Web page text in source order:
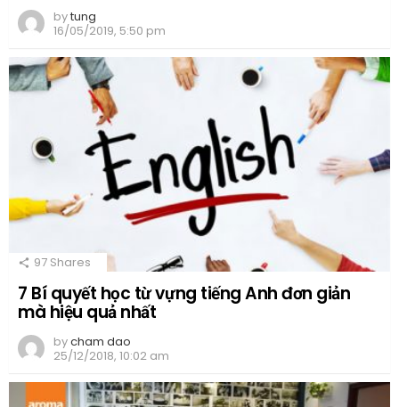
bytung
16/05/2019, 5:50 pm
97 Shares
7 Bí quyết học từ vựng tiếng Anh đơn giản
mà hiệu quả nhất
bycham dao
25/12/2018, 10:02 am